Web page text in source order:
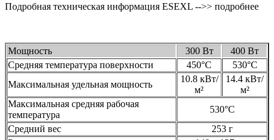
Подробная техническая информация ESEXL -->> подробнее
Мощность 300 Вт
400 Вт
Средняя температура поверхности
450°C
530°C
Максимальная удельная мощность
10.8 кВт/
м²
14.4 кВт/
м²
Максимальная средняя рабочая
температура
530°C
Средний вес
253 г